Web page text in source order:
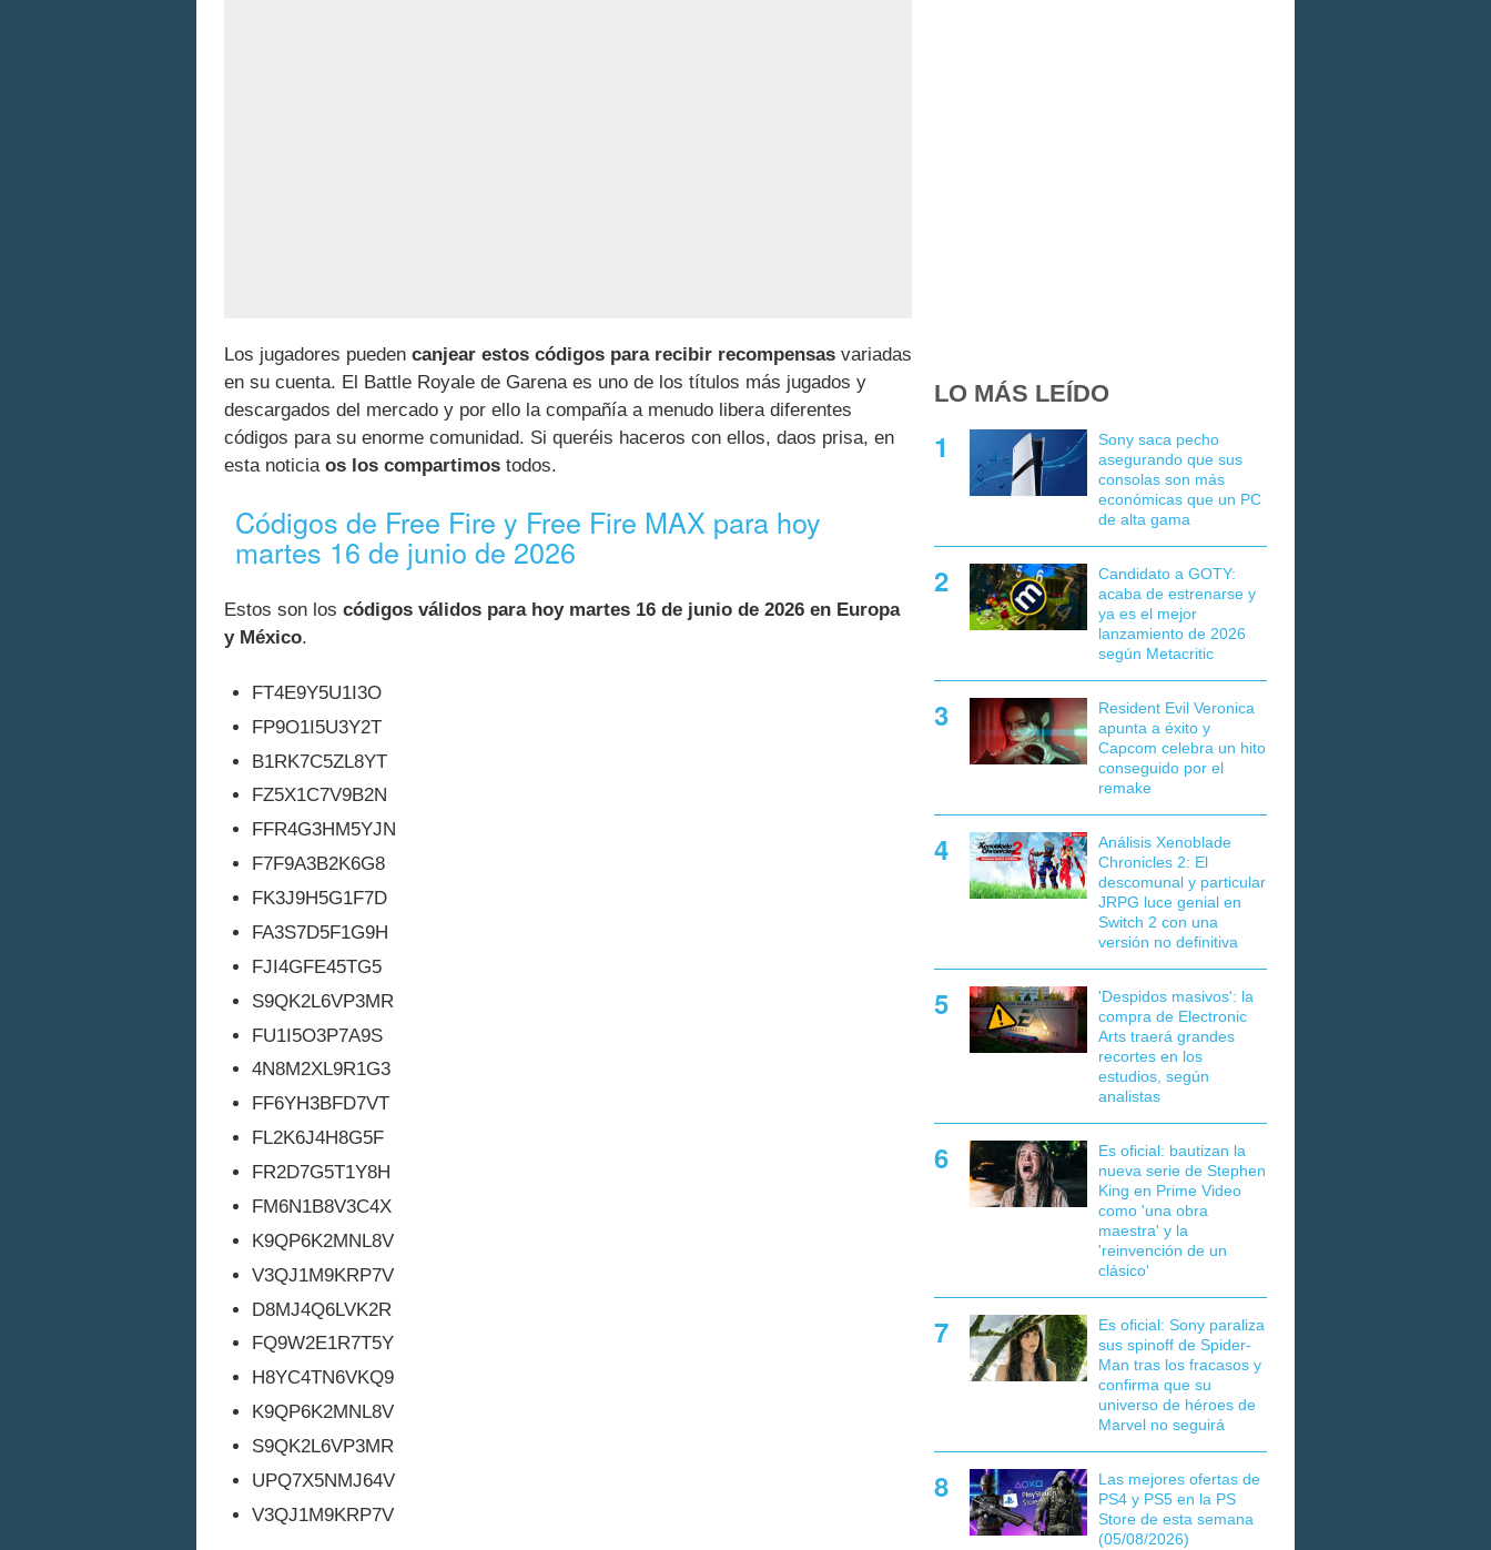
Los jugadores pueden canjear estos códigos para recibir recompensas variadas
en su cuenta. El Battle Royale de Garena es uno de los títulos más jugados y
descargados del mercado y por ello la compañía a menudo libera diferentes
códigos para su enorme comunidad. Si queréis haceros con ellos, daos prisa, en
esta noticia os los compartimos todos.
Códigos de Free Fire y Free Fire MAX para hoy
martes 16 de junio de 2026
Estos son los códigos válidos para hoy martes 16 de junio de 2026 en Europa
y México.
FT4E9Y5U1I3O
FP9O1I5U3Y2T
B1RK7C5ZL8YT
FZ5X1C7V9B2N
FFR4G3HM5YJN
F7F9A3B2K6G8
FK3J9H5G1F7D
FA3S7D5F1G9H
FJI4GFE45TG5
S9QK2L6VP3MR
FU1I5O3P7A9S
4N8M2XL9R1G3
FF6YH3BFD7VT
FL2K6J4H8G5F
FR2D7G5T1Y8H
FM6N1B8V3C4X
K9QP6K2MNL8V
V3QJ1M9KRP7V
D8MJ4Q6LVK2R
FQ9W2E1R7T5Y
H8YC4TN6VKQ9
K9QP6K2MNL8V
S9QK2L6VP3MR
UPQ7X5NMJ64V
V3QJ1M9KRP7V
LO MÁS LEÍDO
Sony saca pecho
asegurando que sus
consolas son más
económicas que un PC
de alta gama
Candidato a GOTY:
acaba de estrenarse y
ya es el mejor
lanzamiento de 2026
según Metacritic
Resident Evil Veronica
apunta a éxito y
Capcom celebra un hito
conseguido por el
remake
Análisis Xenoblade
Chronicles 2: El
descomunal y particular
JRPG luce genial en
Switch 2 con una
versión no definitiva
'Despidos masivos': la
compra de Electronic
Arts traerá grandes
recortes en los
estudios, según
analistas
Es oficial: bautizan la
nueva serie de Stephen
King en Prime Video
como 'una obra
maestra' y la
'reinvención de un
clásico'
Es oficial: Sony paraliza
sus spinoff de Spider-
Man tras los fracasos y
confirma que su
universo de héroes de
Marvel no seguirá
Las mejores ofertas de
PS4 y PS5 en la PS
Store de esta semana
(05/08/2026)